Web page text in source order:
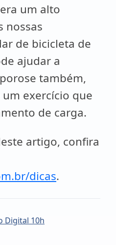
um alto
nossas
de bicicleta de
ajudar a
também,
exercício que
de carga.
artigo, confira
dicas.
Digital 10h